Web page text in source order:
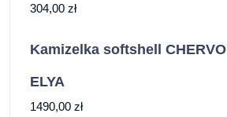
304,00 zł
Kamizelka softshell CHERVO
ELYA
1490,00 zł